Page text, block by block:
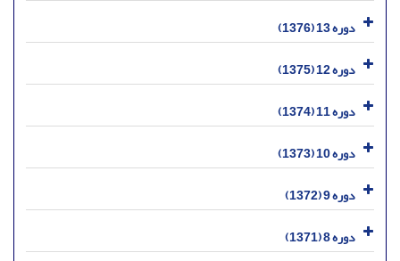
دوره 13 (1376)
دوره 12 (1375)
دوره 11 (1374)
دوره 10 (1373)
دوره 9 (1372)
دوره 8 (1371)